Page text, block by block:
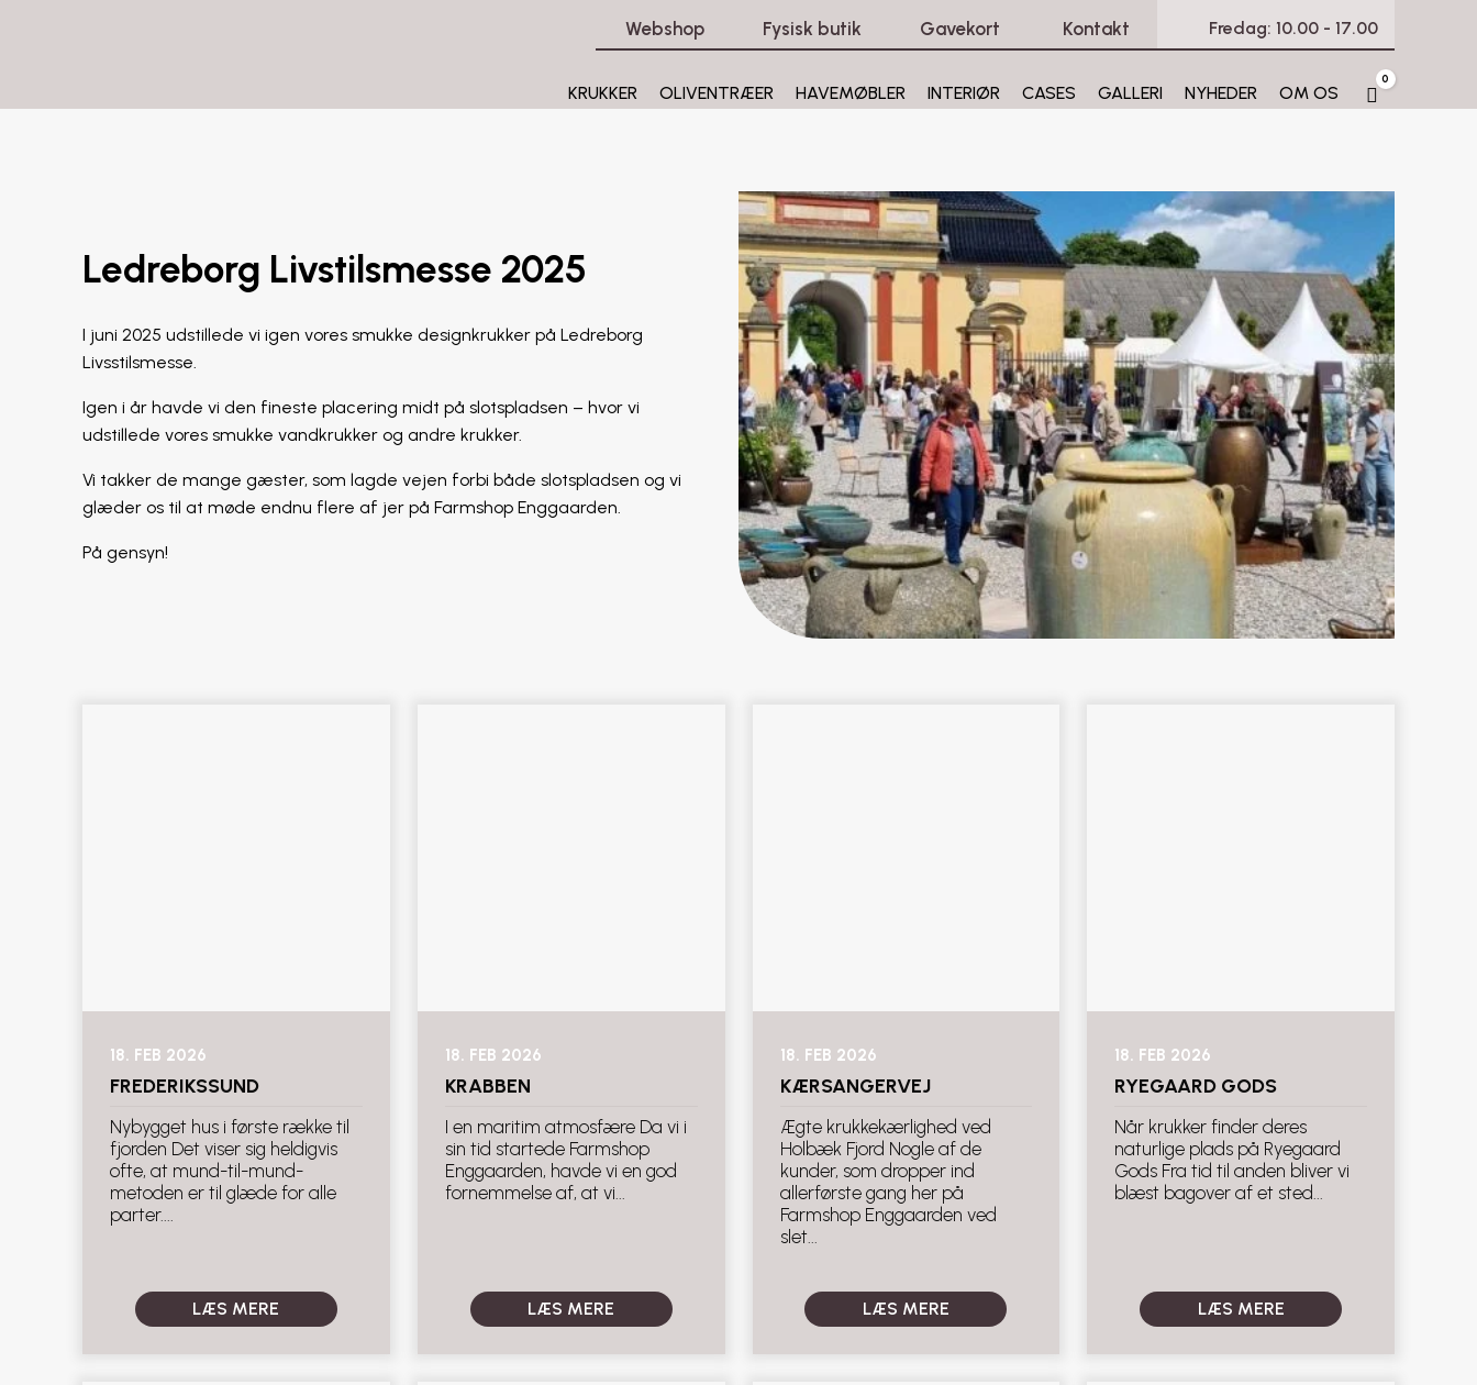
Webshop Fysisk butik Gavekort Kontakt Fredag: 10.00 - 17.00
KRUKKER OLIVENTRÆER HAVEMØBLER INTERIØR CASES GALLERI NYHEDER OM OS Cart
0
Ledreborg Livstilsmesse 2025
I juni 2025 udstillede vi igen vores smukke designkrukker på Ledreborg
Livsstilsmesse.
Igen i år havde vi den fineste placering midt på slotspladsen – hvor vi
udstillede vores smukke vandkrukker og andre krukker.
Vi takker de mange gæster, som lagde vejen forbi både slotspladsen og vi
glæder os til at møde endnu flere af jer på Farmshop Enggaarden.
På gensyn!
18. FEB 2026
FREDERIKSSUND
Nybygget hus i første række til
fjorden Det viser sig heldigvis
ofte, at mund-til-mund-
metoden er til glæde for alle
parter....
LÆS MERE
18. FEB 2026
KRABBEN
I en maritim atmosfære Da vi i
sin tid startede Farmshop
Enggaarden, havde vi en god
fornemmelse af, at vi...
LÆS MERE
18. FEB 2026
KÆRSANGERVEJ
Ægte krukkekærlighed ved
Holbæk Fjord Nogle af de
kunder, som dropper ind
allerførste gang her på
Farmshop Enggaarden ved
slet...
LÆS MERE
18. FEB 2026
RYEGAARD GODS
Når krukker finder deres
naturlige plads på Ryegaard
Gods Fra tid til anden bliver vi
blæst bagover af et sted...
LÆS MERE